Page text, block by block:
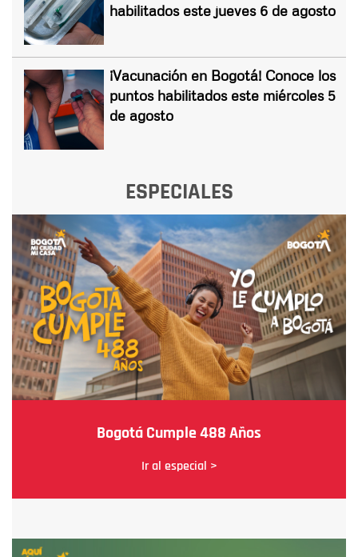
habilitados este jueves 6 de agosto
¡Vacunación en Bogotá! Conoce los
puntos habilitados este miércoles 5
de agosto
ESPECIALES
Bogotá Cumple 488 Años
Ir al especial >